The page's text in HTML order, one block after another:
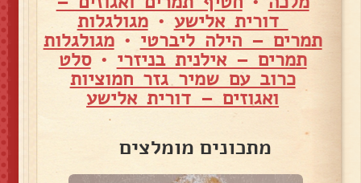
דורית אלישע •מגולגלות
תמרים – הילה ליברטי •מגולגלות
תמרים – אילנית בניזרי •סלט
כרוב עם שמיר גזר חמוציות
ואגוזים – דורית אלישע
מתכונים מומלצים